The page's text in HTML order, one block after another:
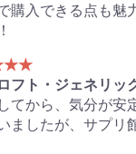
購入できる点も
フト・ジェネリッ
てから、気分が
ましたが、サプ